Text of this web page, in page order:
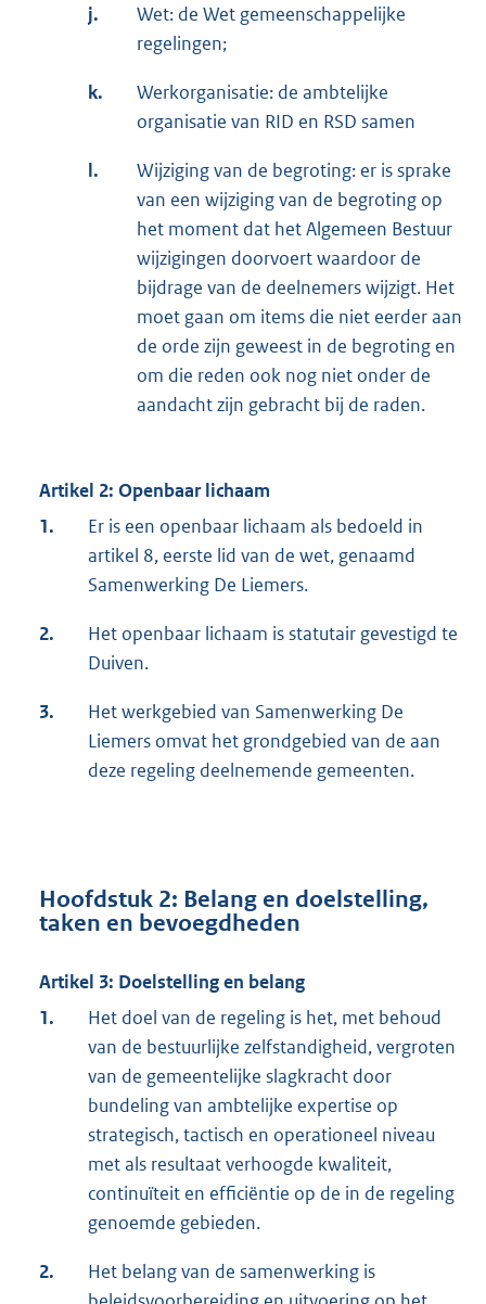
j.
Wet: de Wet gemeenschappelijke
regelingen;
k.
Werkorganisatie: de ambtelijke
organisatie van RID en RSD samen
l.
Wijziging van de begroting: er is sprake
van een wijziging van de begroting op
het moment dat het Algemeen Bestuur
wijzigingen doorvoert waardoor de
bijdrage van de deelnemers wijzigt. Het
moet gaan om items die niet eerder aan
de orde zijn geweest in de begroting en
om die reden ook nog niet onder de
aandacht zijn gebracht bij de raden.
Artikel 2: Openbaar lichaam
1.
Er is een openbaar lichaam als bedoeld in
artikel 8, eerste lid van de wet, genaamd
Samenwerking De Liemers.
2.
Het openbaar lichaam is statutair gevestigd te
Duiven.
3.
Het werkgebied van Samenwerking De
Liemers omvat het grondgebied van de aan
deze regeling deelnemende gemeenten.
Hoofdstuk 2: Belang en doelstelling,
taken en bevoegdheden
Artikel 3: Doelstelling en belang
1.
Het doel van de regeling is het, met behoud
van de bestuurlijke zelfstandigheid, vergroten
van de gemeentelijke slagkracht door
bundeling van ambtelijke expertise op
strategisch, tactisch en operationeel niveau
met als resultaat verhoogde kwaliteit,
continuïteit en efficiëntie op de in de regeling
genoemde gebieden.
2.
Het belang van de samenwerking is